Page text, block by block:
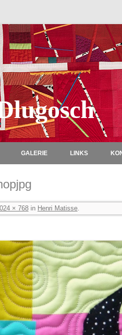
GALERIE LINKS
× 768 in Henri Matisse.